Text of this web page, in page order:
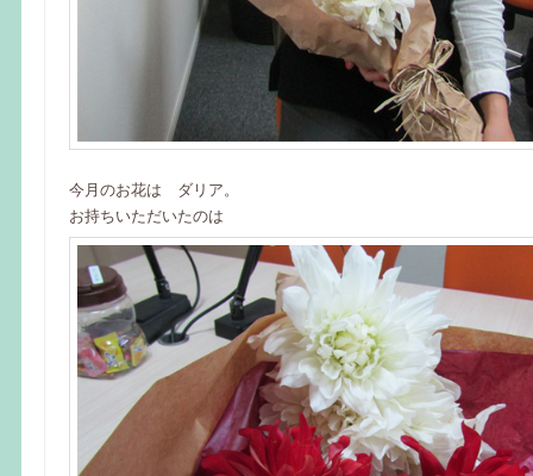
今月のお花は ダリア。
お持ちいただいたのは